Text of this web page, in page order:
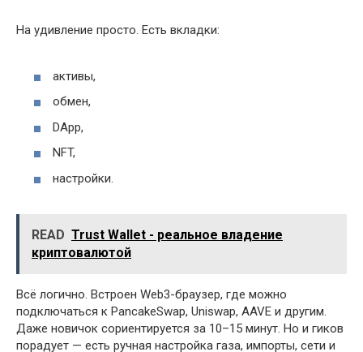
На удивление просто. Есть вкладки:
активы,
обмен,
DApp,
NFT,
настройки.
READ Trust Wallet - реальное владение
криптовалютой
Всё логично. Встроен Web3-браузер, где можно
подключаться к PancakeSwap, Uniswap, AAVE и другим.
Даже новичок сориентируется за 10–15 минут. Но и гиков
порадует — есть ручная настройка газа, импорты, сети и